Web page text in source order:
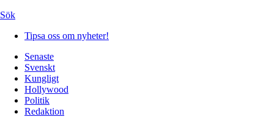
Sök
Tipsa oss om nyheter!
Senaste
Svenskt
Kungligt
Hollywood
Politik
Redaktion